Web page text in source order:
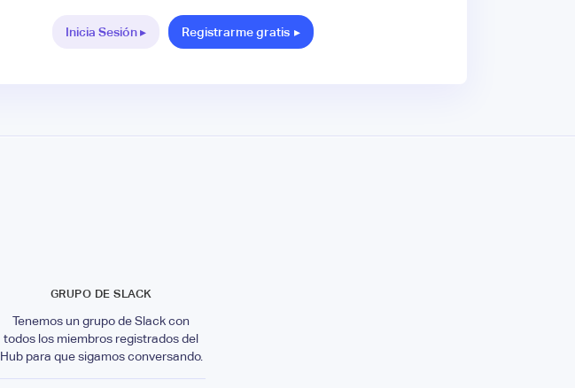
Inicia Sesión ▸ Registrarme gratis ▸
GRUPO DE SLACK
Tenemos un grupo de Slack con
todos los miembros registrados del
Hub para que sigamos conversando.